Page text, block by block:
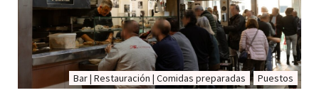
Bar | Restauración | Comidas preparadas Puestos